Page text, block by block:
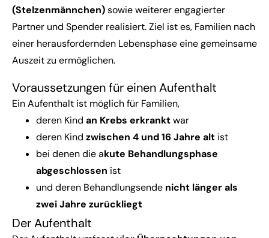
(Stelzenmännchen)sowie weiterer engagierter
Partner und Spender realisiert. Ziel ist es, Familien nach
einer herausfordernden Lebensphase eine gemeinsame
Auszeit zu ermöglichen.
Voraussetzungen für einen Aufenthalt
Ein Aufenthalt ist möglich für Familien,
deren Kind an Krebs erkranktwar
deren Kind zwischen 4 und 16 Jahre alt ist
bei denen die akute Behandlungsphase
abgeschlossen ist
und deren Behandlungsende nicht länger als
zwei Jahre zurückliegt
Der Aufenthalt